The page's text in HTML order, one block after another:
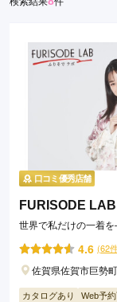
口コミ優秀店舗
FURISODE
世界で私だけの一着
た、私らしい振袖コー
4.6 (62
佐賀県佐賀市巨勢
カタログあり Web予